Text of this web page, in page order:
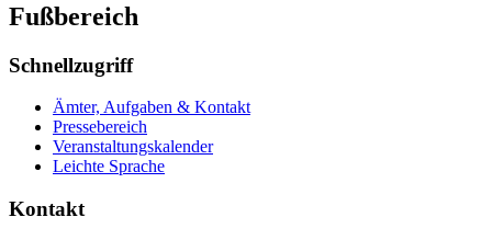
Fußbereich
Schnellzugriff
Ämter, Aufgaben & Kontakt
Pressebereich
Veranstaltungskalender
Leichte Sprache
Kontakt